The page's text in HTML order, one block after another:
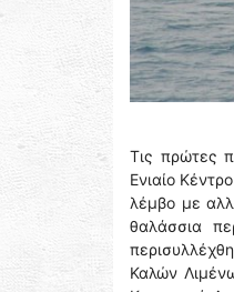
Τις πρώτες
Ενιαίο
λέμβο με
θαλάσσια
Καλών